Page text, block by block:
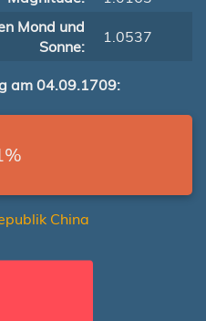
Mond und
Sonne:
1.0537
am 04.09.1709:
China